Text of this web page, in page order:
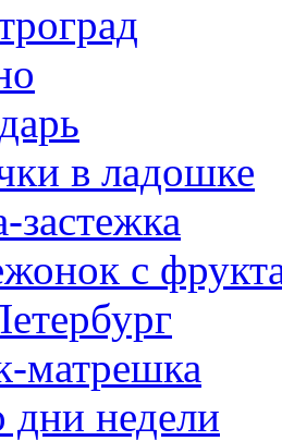
в ладошке
с
матрешка
дни недели